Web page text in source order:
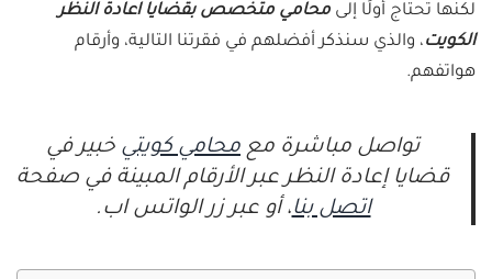
لكنها تحتاج أولًا إلى محامي متخصص بقضايا اعادة النظر
الكويت، والذي سنذكر أفضلهم في فقرتنا التالية، وأرقام
هواتفهم.
تواصل مباشرة مع محامي كويتي خبير في
قضايا إعادة النظر عبر الأرقام المبينة في صفحة
اتصل بنا، أو عبر زر الواتس اب.